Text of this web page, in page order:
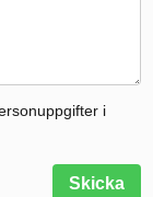
i
Skicka